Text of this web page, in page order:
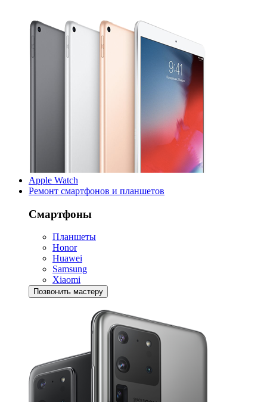
Apple Watch
Ремонт смартфонов и планшетов
Смартфоны
Планшеты
Honor
Huawei
Samsung
Xiaomi
Позвонить мастеру